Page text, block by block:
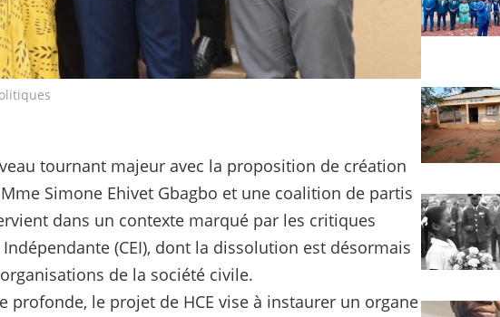
tournant majeur avec la proposition de création
Simone Ehivet Gbagbo et une coalition de partis
dans un contexte marqué par les critiques
(CEI), dont la dissolution est désormais
de la société civile.
le projet de HCE vise à instaurer un organe